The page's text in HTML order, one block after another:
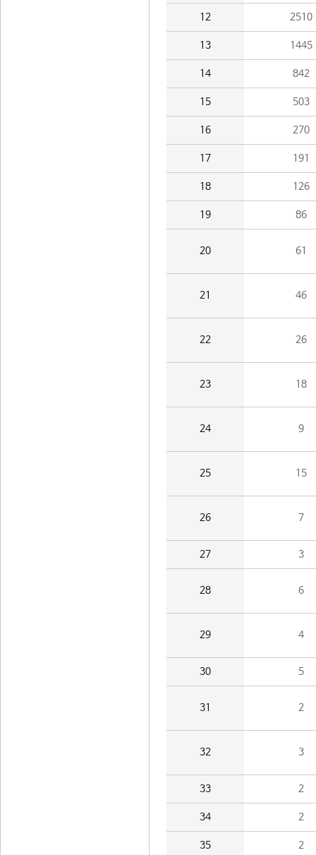
12 2510
13 1445
14 842
15 503
16 270
17 191
18 126
19 86
20 61
21 46
22 26
23 18
24 9
25 15
26 7
27 3
28 6
29 4
30 5
31 2
32 3
33 2
34 2
35 2